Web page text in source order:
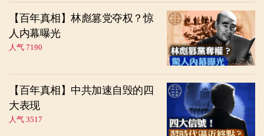
【百年真相】林彪篡党夺权？惊
人内幕曝光
人气 7190
【百年真相】中共加速自毁的四
大表现
人气 3517